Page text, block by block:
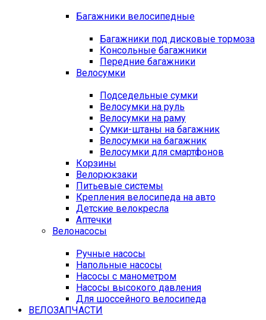
Багажники велосипедные
Багажники под дисковые тормоза
Консольные багажники
Передние багажники
Велосумки
Подседельные сумки
Велосумки на руль
Велосумки на раму
Сумки-штаны на багажник
Велосумки на багажник
Велосумки для смартфонов
Корзины
Велорюкзаки
Питьевые системы
Крепления велосипеда на авто
Детские велокресла
Аптечки
Велонасосы
Ручные насосы
Напольные насосы
Насосы с манометром
Насосы высокого давления
Для шоссейного велосипеда
ВЕЛОЗАПЧАСТИ